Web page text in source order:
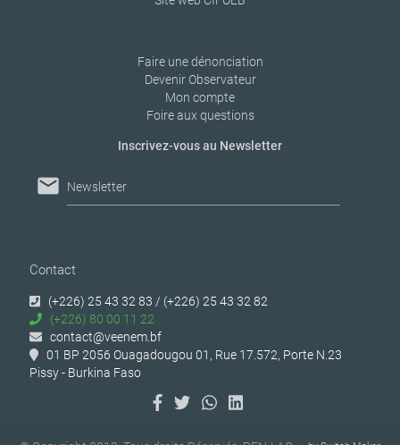
Faire une dénonciation
Devenir Observateur
Mon compte
Foire aux questions
Inscrivez-vous au Newsletter
mail Newsletter
Contact
(+226) 25 43 32 83 / (+226) 25 43 32 82
(+226) 80 00 11 22
contact@veenem.bf
01 BP 2056 Ouagadougou 01, Rue 17.572, Porte N.23
Pissy - Burkina Faso